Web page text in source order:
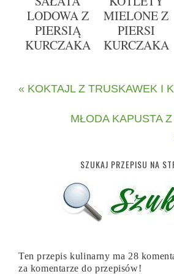
LODOWA Z
PIERSIĄ
KURCZAKA
MIELONE Z
PIERSI
KURCZAKA
« KOKTAJL Z TRUSKAWEK I
MŁODA KAPUSTA
SZUKAJ PRZEPISU NA
Ten przepis kulinarny ma 28
za komentarze do przepisów!